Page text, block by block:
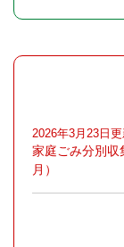
2026年3月23日
家庭ごみ分別収
月）